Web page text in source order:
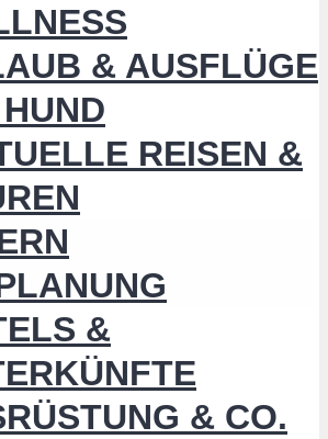
& AUSFLÜGE
REISEN &
&
& CO.